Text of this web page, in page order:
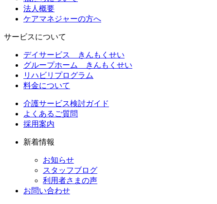
法人概要
ケアマネジャーの方へ
サービスについて
デイサービス きんもくせい
グループホーム きんもくせい
リハビリプログラム
料金について
介護サービス検討ガイド
よくあるご質問
採用案内
新着情報
お知らせ
スタッフブログ
利用者さまの声
お問い合わせ